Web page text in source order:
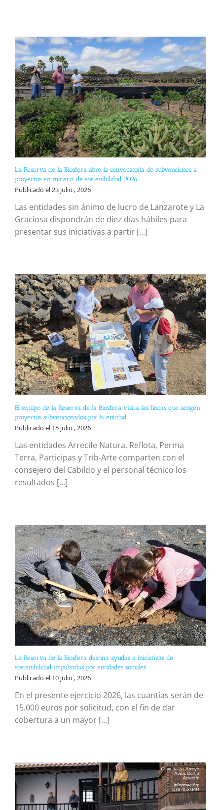
La Reserva de la Biosfera abre la convocatoria de subvenciones a
proyectos en materia de sostenibilidad 2026
Publicado el 23 julio , 2026 |
Las entidades sin ánimo de lucro de Lanzarote y La
Graciosa dispondrán de diez días hábiles para
presentar sus iniciativas a partir [...]
El equipo de la Reserva de la Biosfera visita las fincas que acogen
proyectos subvencionados por la entidad
Publicado el 15 julio , 2026 |
Las entidades Arrecife Natura, Reflota, Perma
Terra, Participas y Trib-Arte comparten con el
consejero del Cabildo y el personal técnico los
resultados [...]
La Reserva de la Biosfera destina ayudas a iniciativas de
sostenibilidad impulsadas por entidades sociales
Publicado el 10 julio , 2026 |
En el presente ejercicio 2026, las cuantías serán de
15.000 euros por solicitud, con el fin de dar
cobertura a un mayor [...]